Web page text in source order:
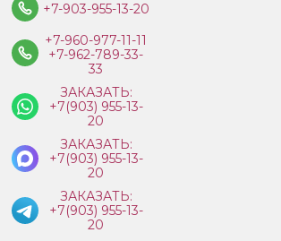
+7-903-955-13-20
+7-960-977-11-11
+7-962-789-33-
33
ЗАКАЗАТЬ:
+7(903) 955-13-
20
ЗАКАЗАТЬ:
+7(903) 955-13-
20
ЗАКАЗАТЬ:
+7(903) 955-13-
20